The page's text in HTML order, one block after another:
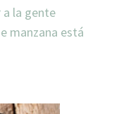
a la gente
manzana está